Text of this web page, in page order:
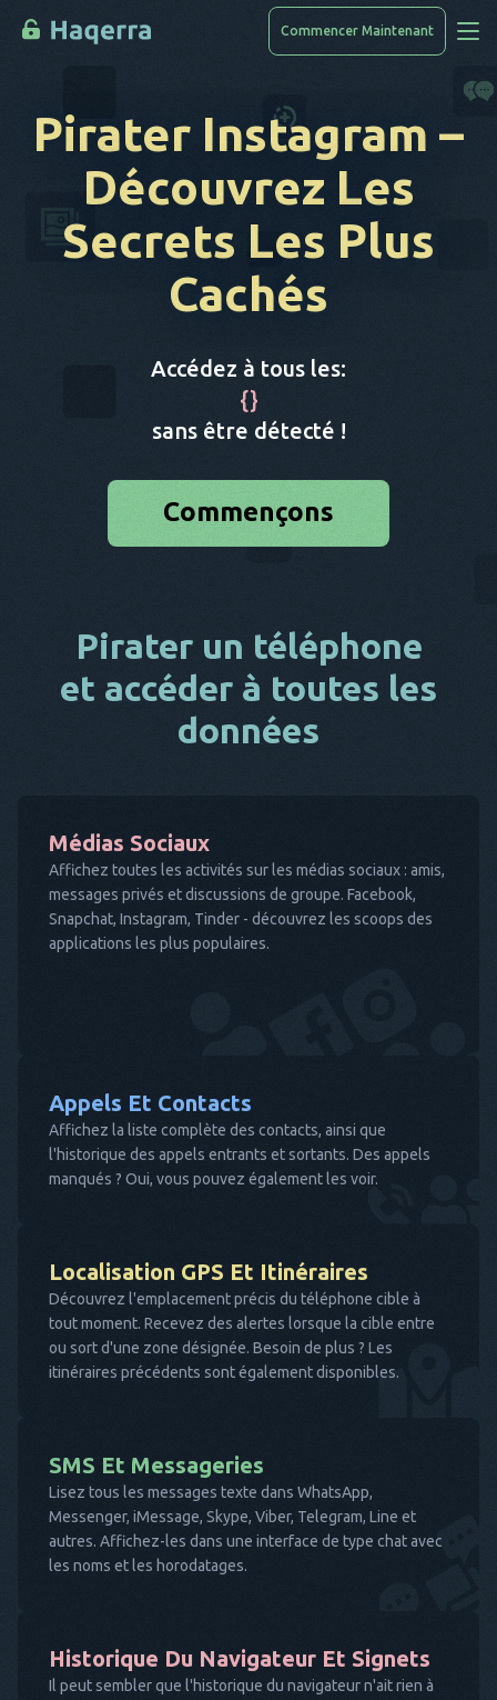
Accès Aux Données
Comment Pirater
Liste Des Appareils
FAQ
Commencer Maintenant
Pirater Instagram –
Découvrez Les
Secrets Les Plus
Cachés
Accédez à tous les:
{}
sans être détecté !
Commençons
Pirater un téléphone
et accéder à toutes les
données
Médias Sociaux
Affichez toutes les activités sur les médias sociaux : amis,
messages privés et discussions de groupe. Facebook,
Snapchat, Instagram, Tinder - découvrez les scoops des
applications les plus populaires.
Appels Et Contacts
Affichez la liste complète des contacts, ainsi que
l'historique des appels entrants et sortants. Des appels
manqués ? Oui, vous pouvez également les voir.
Localisation GPS Et Itinéraires
Découvrez l'emplacement précis du téléphone cible à
tout moment. Recevez des alertes lorsque la cible entre
ou sort d'une zone désignée. Besoin de plus ? Les
itinéraires précédents sont également disponibles.
SMS Et Messageries
Lisez tous les messages texte dans WhatsApp,
Messenger, iMessage, Skype, Viber, Telegram, Line et
autres. Affichez-les dans une interface de type chat avec
les noms et les horodatages.
Historique Du Navigateur Et Signets
Il peut sembler que l'historique du navigateur n'ait rien à